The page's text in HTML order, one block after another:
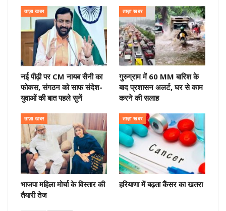
ताज़ा खबर
नई पीढ़ी पर CM नायब सैनी का
फोकस, संगठन को साफ संदेश-
युवाओं की बात पहले सुनें
ताज़ा खबर
गुरुग्राम में 60 MM बारिश के
बाद प्रशासन अलर्ट, घर से काम
करने की सलाह
ताज़ा खबर
भाजपा महिला मोर्चा के विस्तार की
तैयारी तेज
ताज़ा खबर
हरियाणा में बढ़ता कैंसर का खतरा